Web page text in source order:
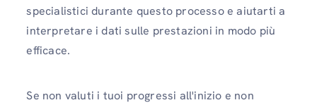
specialistici durante questo processo e aiutarti a
interpretare i dati sulle prestazioni in modo più
efficace.
Se non valuti i tuoi progressi all'inizio e non